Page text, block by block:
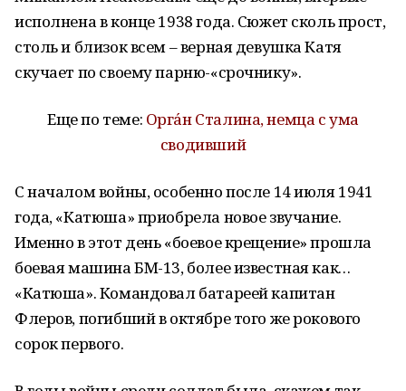
исполнена в конце 1938 года. Сюжет сколь прост,
столь и близок всем – верная девушка Катя
скучает по своему парню-«срочнику».
Еще по теме: Орга́н Сталина, немца с ума
сводивший
С началом войны, особенно после 14 июля 1941
года, «Катюша» приобрела новое звучание.
Именно в этот день «боевое крещение» прошла
боевая машина БМ-13, более известная как…
«Катюша». Командовал батареей капитан
Флеров, погибший в октябре того же рокового
сорок первого.